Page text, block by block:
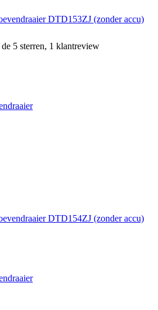
DTD153ZJ (zonder accu)
5 sterren, 1 klantreview
DTD154ZJ (zonder accu)